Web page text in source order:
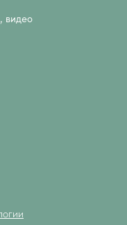
видео